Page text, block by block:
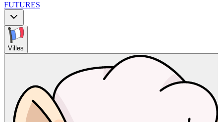
FUTURES
Villes